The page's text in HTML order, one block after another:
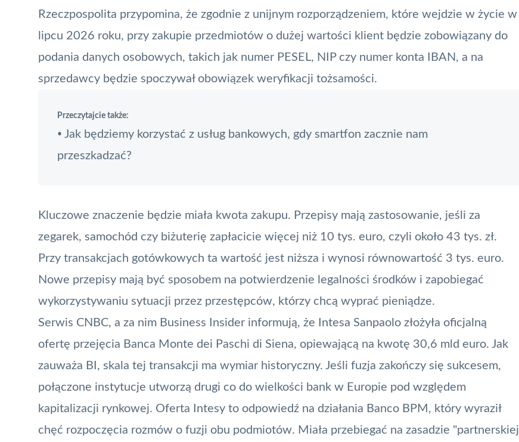
Rzeczpospolita przypomina, że zgodnie z unijnym rozporządzeniem, które wejdzie w życie w
lipcu 2026 roku, przy zakupie przedmiotów o dużej wartości klient będzie zobowiązany do
podania danych osobowych, takich jak numer PESEL, NIP czy numer konta
IBAN , a na
sprzedawcy będzie spoczywał obowiązek weryfikacji tożsamości.
Przeczytajcie także:
• Jak będziemy korzystać z usług bankowych, gdy smartfon zacznie nam
przeszkadzać?
Kluczowe znaczenie będzie miała kwota zakupu. Przepisy mają zastosowanie, jeśli za
zegarek, samochód czy biżuterię zapłacicie więcej niż 10 tys. euro, czyli około 43 tys. zł.
Przy transakcjach gotówkowych ta wartość jest niższa i wynosi równowartość 3 tys. euro.
Nowe przepisy mają być sposobem na potwierdzenie legalności środków i zapobiegać
wykorzystywaniu sytuacji przez przestępców, którzy chcą wyprać pieniądze.
Serwis CNBC, a za nim Business Insider informują, że Intesa Sanpaolo złożyła oficjalną
ofertę przejęcia Banca Monte dei Paschi di Siena, opiewającą na kwotę 30,6 mld euro. Jak
zauważa BI, skala tej transakcji ma wymiar historyczny. Jeśli fuzja zakończy się sukcesem,
połączone instytucje utworzą drugi co do wielkości bank w Europie pod względem
kapitalizacji rynkowej. Oferta Intesy to odpowiedź na działania Banco BPM, który wyraził
chęć rozpoczęcia rozmów o fuzji obu podmiotów. Miała przebiegać na zasadzie "partnerskiej